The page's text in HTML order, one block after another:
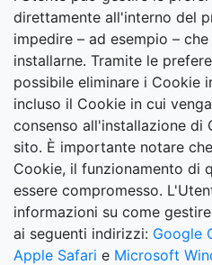
direttamente all'interno del
impedire – ad esempio –
installarne. Tramite le
possibile eliminare i Cookie
incluso il Cookie in cui
consenso all'installazione
sito. È importante notare
Cookie, il funzionamento di
essere compromesso.
informazioni su come
ai seguenti indirizzi: Google
Apple Safari e Microsoft